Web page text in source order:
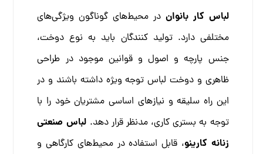
لباس کار بانوان در محیط‌های گوناگون ویژگی‌های
مختلفی دارد. تولید کنندگان باید به نوع دوخت،
جنس پارچه و اصول و قوانین موجود در طراحی
ظاهری و دوخت لباس توجه ویژه داشته باشند و در
این راه سلیقه و نیاز‌های اساسی مشتریان خود را با
توجه به بستری کاری، مدنظر قرار دهد. لباس صنعتی
زنانه کارینو، قابل استفاده در محیط‌های کارگاهی و